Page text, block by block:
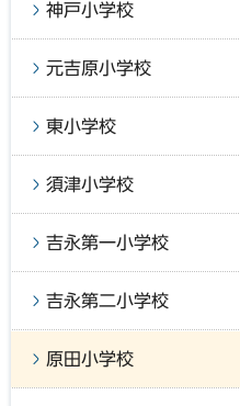
神戸小学校
元吉原小学校
東小学校
須津小学校
吉永第一小学校
吉永第二小学校
原田小学校